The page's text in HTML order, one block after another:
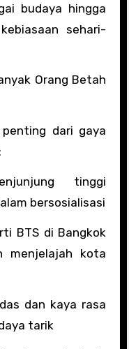
budaya hingga
sehari-
Orang Betah
dari gaya
bersosialisasi
menjelajah kota
tarik